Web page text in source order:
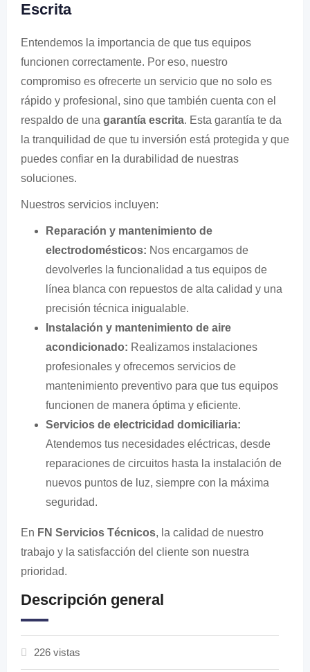
Escrita
Entendemos la importancia de que tus equipos
funcionen correctamente. Por eso, nuestro
compromiso es ofrecerte un servicio que no solo es
rápido y profesional, sino que también cuenta con el
respaldo de una garantía escrita. Esta garantía te da
la tranquilidad de que tu inversión está protegida y que
puedes confiar en la durabilidad de nuestras
soluciones.
Nuestros servicios incluyen:
Reparación y mantenimiento de
electrodomésticos: Nos encargamos de
devolverles la funcionalidad a tus equipos de
línea blanca con repuestos de alta calidad y una
precisión técnica inigualable.
Instalación y mantenimiento de aire
acondicionado: Realizamos instalaciones
profesionales y ofrecemos servicios de
mantenimiento preventivo para que tus equipos
funcionen de manera óptima y eficiente.
Servicios de electricidad domiciliaria:
Atendemos tus necesidades eléctricas, desde
reparaciones de circuitos hasta la instalación de
nuevos puntos de luz, siempre con la máxima
seguridad.
En FN Servicios Técnicos, la calidad de nuestro
trabajo y la satisfacción del cliente son nuestra
prioridad.
Descripción general
226 vistas